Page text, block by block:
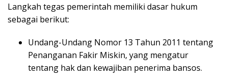
Langkah tegas pemerintah memiliki dasar hukum
sebagai berikut:
Undang-Undang Nomor 13 Tahun 2011 tentang
Penanganan Fakir Miskin, yang mengatur
tentang hak dan kewajiban penerima bansos.